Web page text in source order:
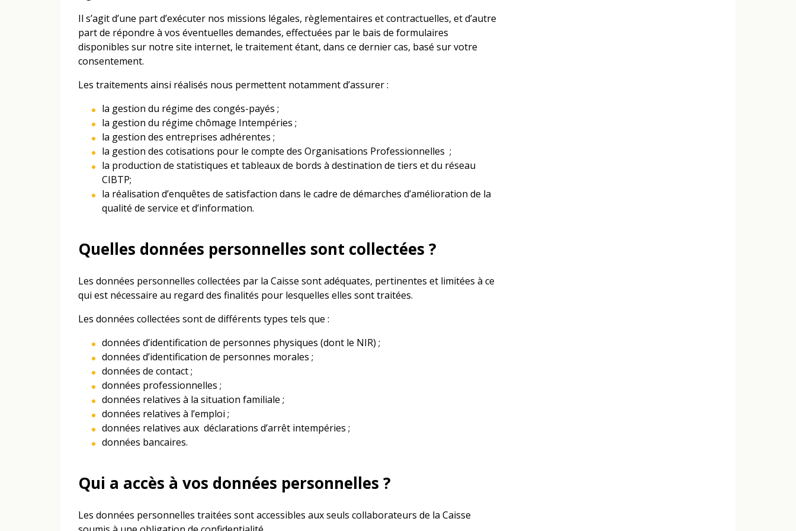
Il s’agit d’une part d’exécuter nos missions légales, règlementaires et contractuelles, et d’autre
part de répondre à vos éventuelles demandes, effectuées par le bais de formulaires
disponibles sur notre site internet, le traitement étant, dans ce dernier cas, basé sur votre
consentement.
Les traitements ainsi réalisés nous permettent notamment d’assurer :
la gestion du régime des congés-payés ;
la gestion du régime chômage Intempéries ;
la gestion des entreprises adhérentes ;
la gestion des cotisations pour le compte des Organisations Professionnelles ;
la production de statistiques et tableaux de bords à destination de tiers et du réseau
CIBTP;
la réalisation d’enquêtes de satisfaction dans le cadre de démarches d’amélioration de la
qualité de service et d’information.
Quelles données personnelles sont collectées ?
Les données personnelles collectées par la Caisse sont adéquates, pertinentes et limitées à ce
qui est nécessaire au regard des finalités pour lesquelles elles sont traitées.
Les données collectées sont de différents types tels que :
données d’identification de personnes physiques (dont le NIR) ;
données d’identification de personnes morales ;
données de contact ;
données professionnelles ;
données relatives à la situation familiale ;
données relatives à l’emploi ;
données relatives aux déclarations d’arrêt intempéries ;
données bancaires.
Qui a accès à vos données personnelles ?
Les données personnelles traitées sont accessibles aux seuls collaborateurs de la Caisse